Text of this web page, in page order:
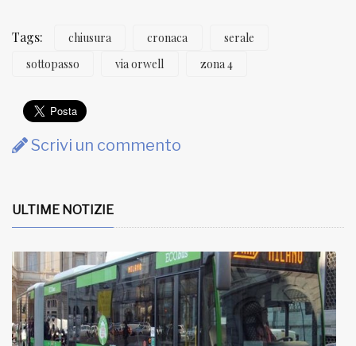
Tags: chiusura cronaca
serale
sottopasso
via orwell zona 4
Scrivi un commento
ULTIME NOTIZIE